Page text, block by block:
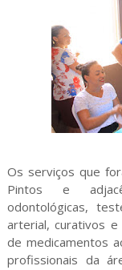
Os serviços que
Pintos e
odontológicas,
arterial, curativos
de medicamentos
profissionais da